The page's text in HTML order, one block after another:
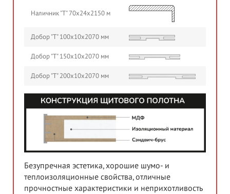
Наличник "Т" 70х24х2150 м
Добор "Т" 100х10х2070 мм
Добор "Т" 150х10х2070 мм
Добор "Т" 200х10х2070 мм
Безупречная эстетика, хорошие шумо- и
теплоизоляционные свойства, отличные
прочностные характеристики и неприхотливость